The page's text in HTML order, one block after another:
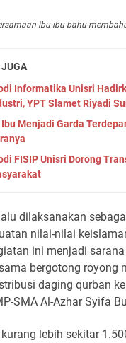
ibu-ibu bahu
JUGA
Informatika Unisri
YPT Slamet Riyadi
Menjadi Garda
FISIP Unisri Dorong
dilaksanakan
nilai-nilai
ini menjadi
bergotong royong
daging qurban
SMA Al-Azhar Syifa
lebih sekitar